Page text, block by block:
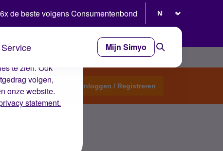
ervaring op de
te zien. Ook
volgen,
onze website.
statement.
de beste volgens Consumentenbond
Service Mijn Simyo
Start een topic Inloggen / Registreren